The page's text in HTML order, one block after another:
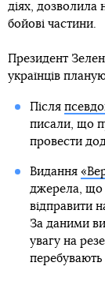
діях, дозволила
бойові частини.
Президент
українців
Після
писали, що
провести
Видання
джерела, що
відправити
За даними
увагу на
перебувають